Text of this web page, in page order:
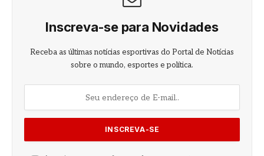
Inscreva-se para Novidades
Receba as últimas notícias esportivas do Portal de Notícias
sobre o mundo, esportes e política.